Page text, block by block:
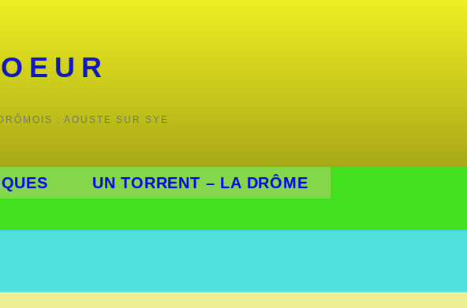
: AOUSTE SUR SYE
UN TORRENT – LA DRÔME